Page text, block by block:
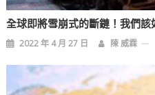
全球即將雪崩式的斷鏈！我們該
2022 年 4 月 27 日 陳 威霖